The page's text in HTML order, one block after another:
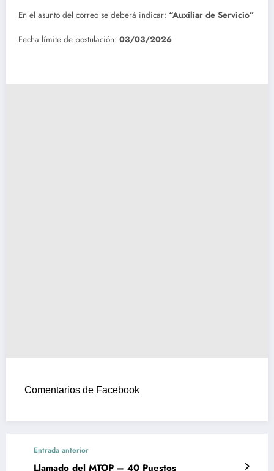
En el asunto del correo se deberá indicar: “Auxiliar de Servicio”
Fecha límite de postulación: 03/03/2026
Comentarios de Facebook
Entrada anterior
Llamado del MTOP – 40 Puestos